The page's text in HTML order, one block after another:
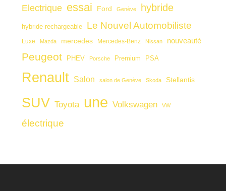
Electrique essai Ford Genève hybride
hybride rechargeable Le Nouvel Automobiliste
Luxe Mazda mercedes Mercedes-Benz Nissan nouveauté
Peugeot PHEV Porsche Premium PSA
Renault Salon salon de Genève Skoda Stellantis
SUV Toyota une Volkswagen VW
électrique